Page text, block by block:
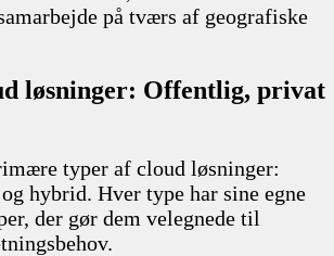
på tværs af geografiske
løsninger: Offentlig, privat
typer af cloud løsninger:
hybrid. Hver type har sine egne
der gør dem velegnede til